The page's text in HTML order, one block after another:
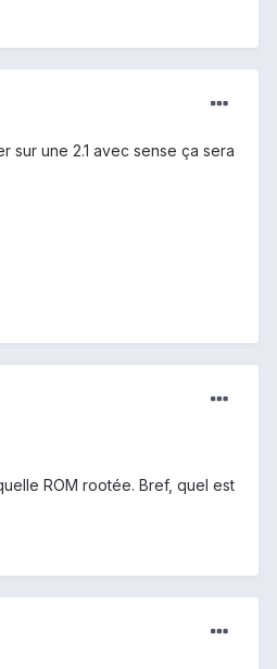
une 2.1 avec sense ça sera
ROM rootée. Bref, quel est